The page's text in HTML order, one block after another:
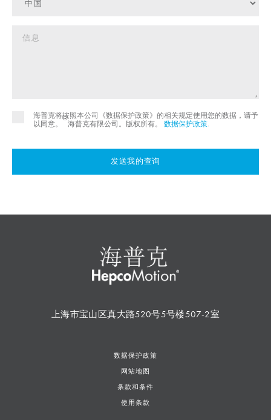
海普克将按照本公司《数据保护政策》的相关规定使用您的数据，请予
以同意。
©
海普克有限公司。版权所有。 数据保护政策.
发送我的查询
上海市宝山区真大路520号5号楼507-2室
数据保护政策
网站地图
条款和条件
使用条款